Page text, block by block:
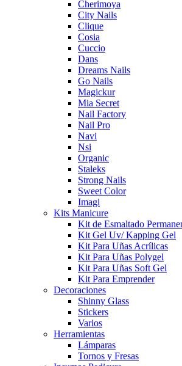
Cherimoya
City Nails
Clique
Cosia
Cuccio
Dans
Dreams Nails
Go Nails
Magickur
Mia Secret
Nail Factory
Nail Pro
Navi
Nsi
Organic
Staleks
Strong Nails
Sweet Color
Imagi
Kits Manicure
Kit de Esmaltado
Kit Gel Uv/ Kapping Gel
Kit Para Uñas Acrílicas
Kit Para Uñas Polygel
Kit Para Uñas Soft Gel
Kit Para Emprender
Decoraciones
Shinny Glass
Stickers
Varios
Herramientas
Lámparas
Tornos y Fresas